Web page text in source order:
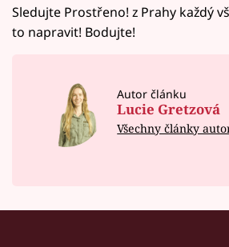
Sledujte Prostřeno! z Prahy každý
to napravit! Bodujte!
Autor článku
Lucie Gretzová
Všechny články